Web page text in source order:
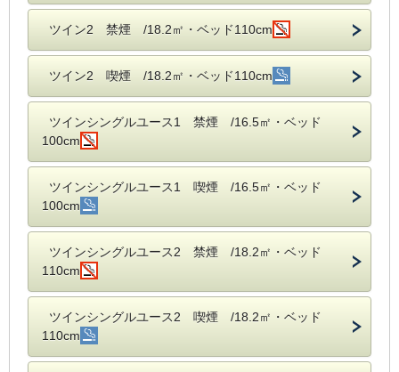
ツイン2 禁煙 /18.2㎡・ベッド110cm
ツイン2 喫煙 /18.2㎡・ベッド110cm
ツインシングルユース1 禁煙 /16.5㎡・ベッド
100cm
ツインシングルユース1 喫煙 /16.5㎡・ベッド
100cm
ツインシングルユース2 禁煙 /18.2㎡・ベッド
110cm
ツインシングルユース2 喫煙 /18.2㎡・ベッド
110cm